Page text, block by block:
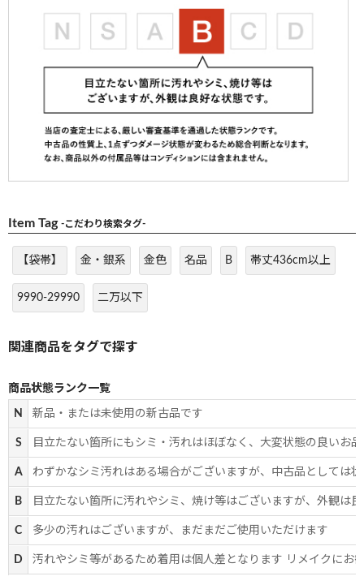
Item Tag -こだわり検索タグ-
【袋帯】 金・銀系 金色 名品 B 帯丈436cm以上
9990-29990 二万以下
商品状態ランク一覧
N 新品・または未使用の新古品です
S 目立たない箇所にもシミ・汚れはほぼなく、大変状態の良いお
A わずかなシミ汚れはある場合がございますが、中古品としては
B 目立たない箇所に汚れやシミ、焼け等はございますが、外観は
C 多少の汚れはございますが、まだまだご使用いただけます
D 汚れやシミ等があるため着用は個人差となります リメイクにお